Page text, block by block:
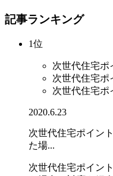
記事ランキング
1位
次世代住宅ポ
次世代住宅
次世代住宅
2020.6.23
次世代住宅ポイン
た場...
次世代住宅ポイン